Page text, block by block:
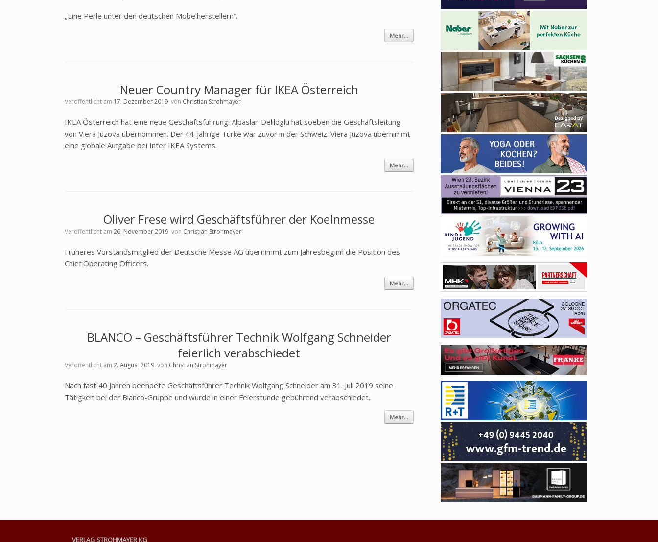
„Eine Perle unter den deutschen Möbelherstellern“.
Mehr...
Neuer Country Manager für IKEA Österreich
Veröffentlicht am 17. Dezember 2019 von Christian Strohmayer
IKEA Österreich hat eine neue Geschäftsführung: Alpaslan Deliloglu hat soeben die Geschäftsleitung
von Viera Juzova übernommen. Der 44-jährige Türke war zuvor in der Schweiz. Viera Juzova übernimmt
eine globale Aufgabe bei Inter IKEA Systems.
Mehr...
Oliver Frese wird Geschäftsführer der Koelnmesse
Veröffentlicht am 26. November 2019 von Christian Strohmayer
Früheres Vorstandsmitglied der Deutsche Messe AG übernimmt zum Jahresbeginn die Position des
Chief Operating Officers.
Mehr...
BLANCO – Geschäftsführer Technik Wolfgang Schneider
feierlich verabschiedet
Veröffentlicht am 2. August 2019 von Christian Strohmayer
Nach fast 40 Jahren beendete Geschäftsführer Technik Wolfgang Schneider am 31. Juli 2019 seine
Tätigkeit bei der Blanco-Gruppe und wurde in einer Feierstunde gebührend verabschiedet.
Mehr...
VERLAG STROHMAYER KG